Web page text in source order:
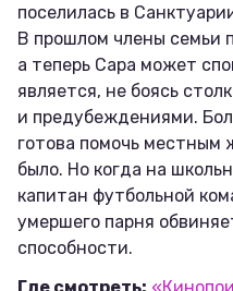
поселилась в
В прошлом члены семьи
а теперь Сара может
является, не боясь
и предубеждениями.
готова помочь местным
было. Но когда на
капитан футбольной
умершего парня
способности.